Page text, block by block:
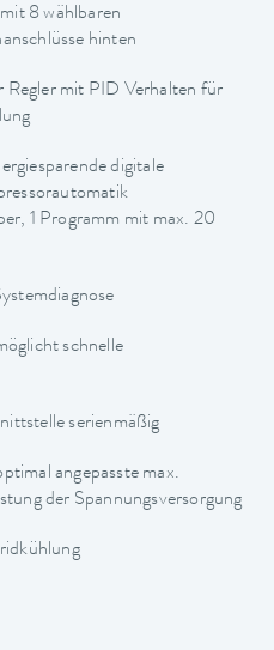
8 wählbaren
hinten
Regler mit PID Verhalten für
digitale
1 Programm mit max. 20
schnelle
serienmäßig
angepasste max.
der Spannungsversorgung